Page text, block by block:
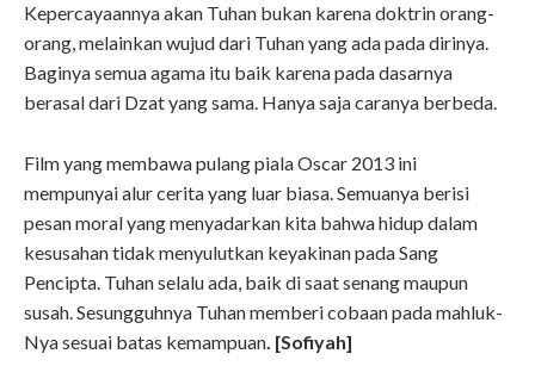
Kepercayaannya akan Tuhan bukan karena doktrin orang-
orang, melainkan wujud dari Tuhan yang ada pada dirinya.
Baginya semua agama itu baik karena pada dasarnya
berasal dari Dzat yang sama. Hanya saja caranya berbeda.
Film yang membawa pulang piala Oscar 2013 ini
mempunyai alur cerita yang luar biasa. Semuanya berisi
pesan moral yang menyadarkan kita bahwa hidup dalam
kesusahan tidak menyulutkan keyakinan pada Sang
Pencipta. Tuhan selalu ada, baik di saat senang maupun
susah. Sesungguhnya Tuhan memberi cobaan pada mahluk-
Nya sesuai batas kemampuan. [Sofiyah]